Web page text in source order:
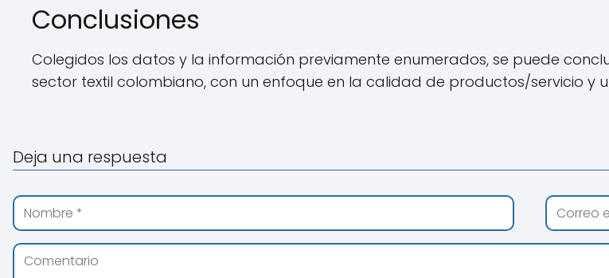
Conclusiones
Colegidos los datos y la información previamente enumerados, se puede
sector textil colombiano, con un enfoque en la calidad de productos/servicio y
Deja una respuesta